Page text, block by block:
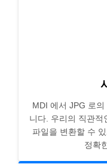
MDI 에서 JPG 로
니다. 우리의 직관적
파일을 변환할 수
정확